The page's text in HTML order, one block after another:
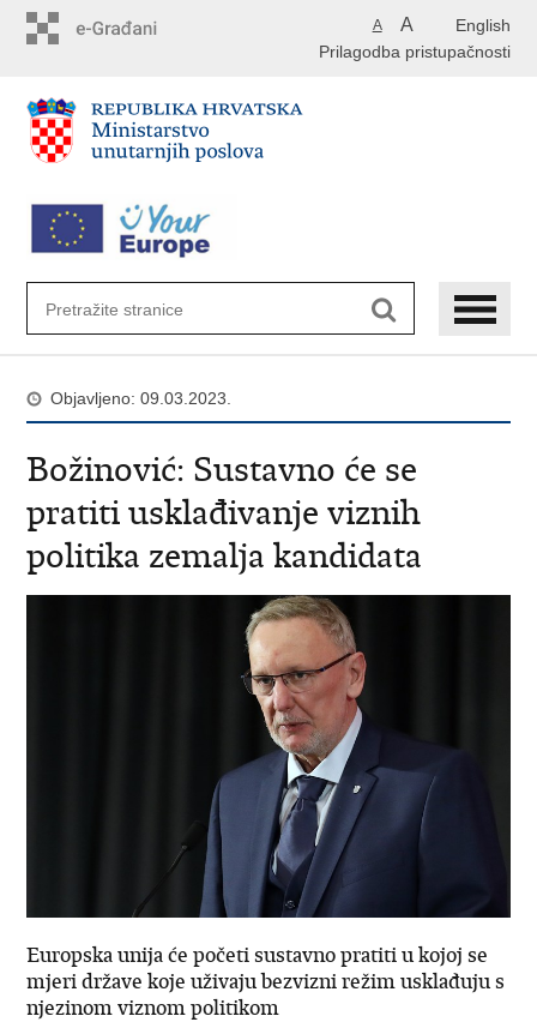
English
A A
Prilagodba pristupačnosti
Objavljeno: 09.03.2023.
Božinović: Sustavno će se
pratiti usklađivanje viznih
politika zemalja kandidata
Europska unija će početi sustavno pratiti u kojoj se
mjeri države koje uživaju bezvizni režim usklađuju s
njezinom viznom politikom